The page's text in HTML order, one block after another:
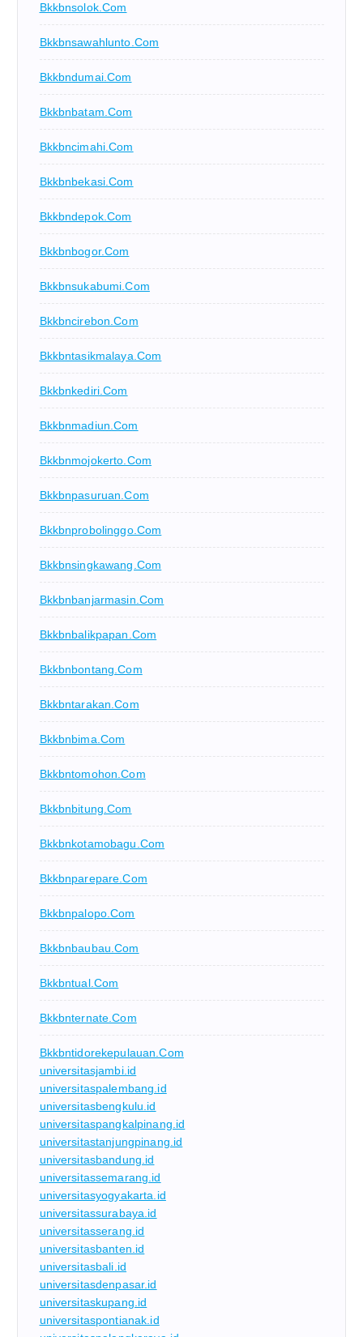
Bkkbnsolok.com
Bkkbnsawahlunto.com
Bkkbndumai.com
Bkkbnbatam.com
Bkkbncimahi.com
Bkkbnbekasi.com
Bkkbndepok.com
Bkkbnbogor.com
Bkkbnsukabumi.com
Bkkbncirebon.com
Bkkbntasikmalaya.com
Bkkbnkediri.com
Bkkbnmadiun.com
Bkkbnmojokerto.com
Bkkbnpasuruan.com
Bkkbnprobolinggo.com
Bkkbnsingkawang.com
Bkkbnbanjarmasin.com
Bkkbnbalikpapan.com
Bkkbnbontang.com
Bkkbntarakan.com
Bkkbnbima.com
Bkkbntomohon.com
Bkkbnbitung.com
Bkkbnkotamobagu.com
Bkkbnparepare.com
Bkkbnpalopo.com
Bkkbnbaubau.com
Bkkbntual.com
Bkkbnternate.com
Bkkbntidorekepulauan.com
universitasjambi.id
universitaspalembang.id
universitasbengkulu.id
universitaspangkalpinang.id
universitastanjungpinang.id
universitasbandung.id
universitassemarang.id
universitasyogyakarta.id
universitassurabaya.id
universitasserang.id
universitasbanten.id
universitasbali.id
universitasdenpasar.id
universitaskupang.id
universitaspontianak.id